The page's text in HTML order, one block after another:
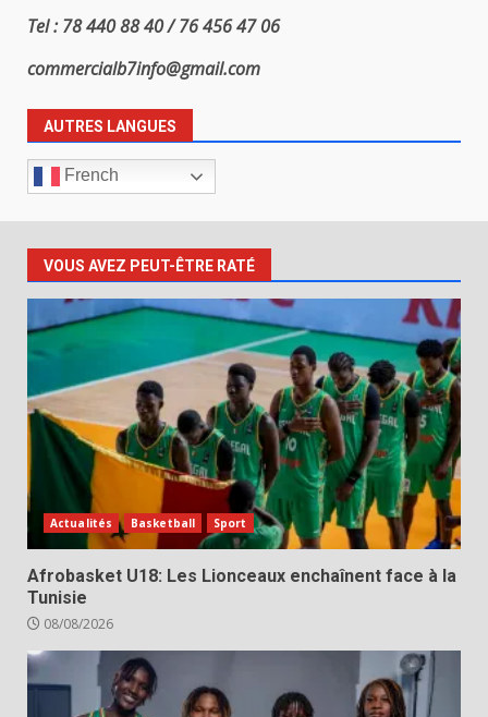
Tel : 78 440 88 40 / 76 456 47 06
commercialb7info@gmail.com
AUTRES LANGUES
French
VOUS AVEZ PEUT-ÊTRE RATÉ
Actualités Basketball Sport
Afrobasket U18: Les Lionceaux enchaînent face à la
Tunisie
08/08/2026